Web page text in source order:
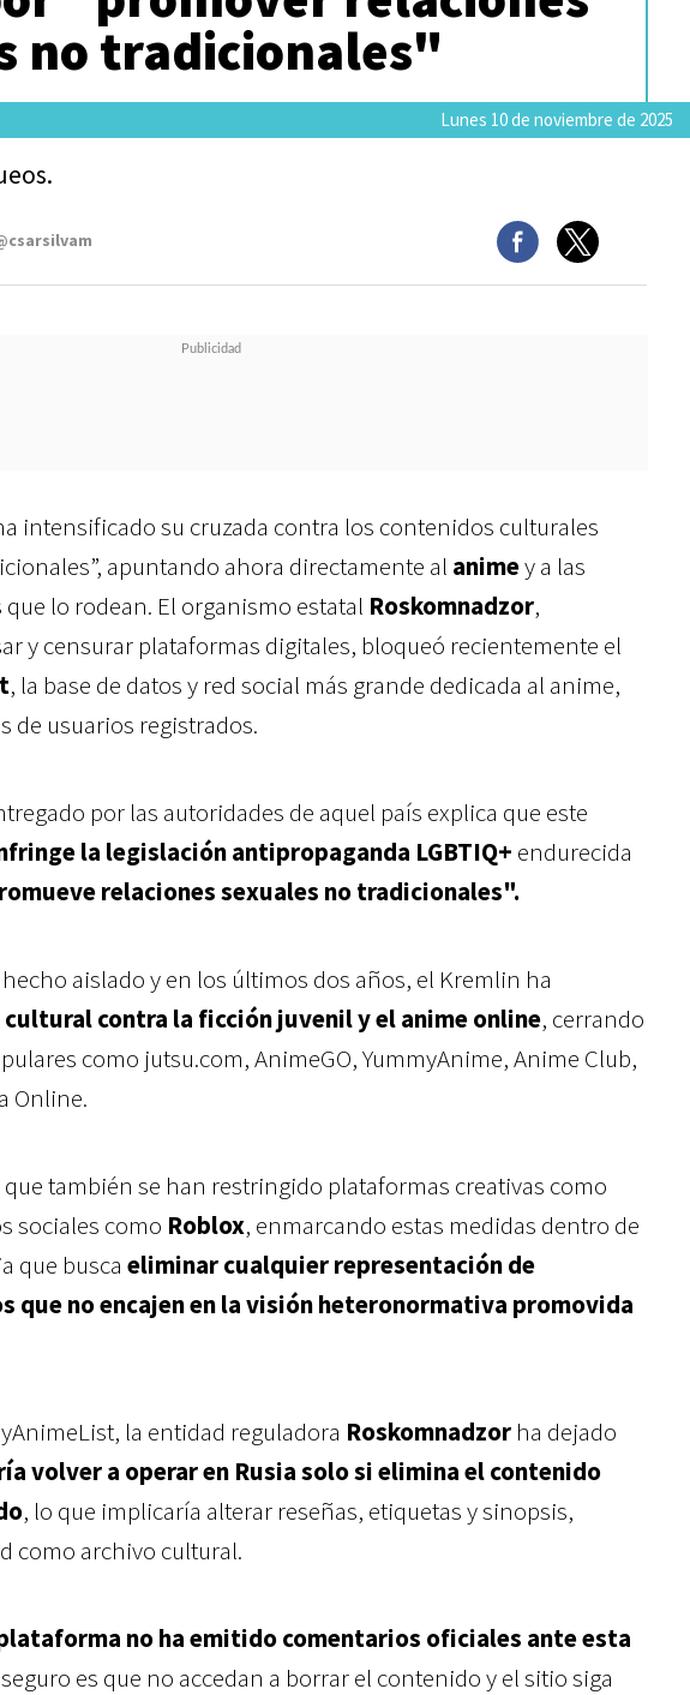
no tradicionales"
Lunes 10 de noviembre de 2025
intensificado su cruzada contra los contenidos culturales
apuntando ahora directamente al animey a las
lo rodean. El organismo estatal Roskomnadzor,
y censurar plataformas digitales, bloqueó recientemente el
, la base de datos y red social más grande dedicada al anime,
de usuarios registrados.
por las autoridades de aquel país explica que este
la legislación antipropaganda LGBTIQ+ endurecida
relaciones sexuales no tradicionales".
aislado y en los últimos dos años, el Kremlin ha
contra la ficción juvenil y el anime online, cerrando
como jutsu.com, AnimeGO, YummyAnime, Anime Club,
Online.
que también se han restringido plataformas creativas como
sociales como Roblox, enmarcando estas medidas dentro de
que busca eliminar cualquier representación de
que no encajen en la visión heteronormativa promovida
la entidad reguladora Roskomnadzor ha dejado
volver a operar en Rusia solo si elimina el contenido
, lo que implicaría alterar reseñas, etiquetas y sinopsis,
como archivo cultural.
no ha emitido comentarios oficiales ante esta
es que no accedan a borrar el contenido y el sitio siga